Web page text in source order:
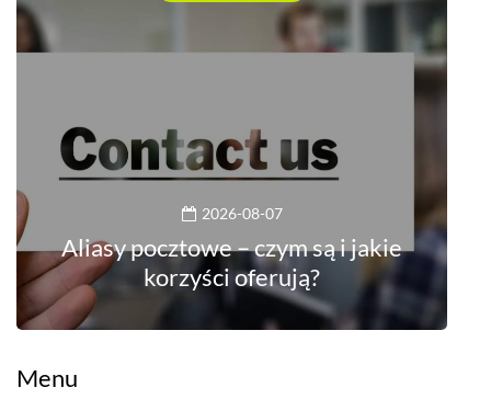
2026-08-07
Aliasy pocztowe – czym są i jakie
korzyści oferują?
Menu